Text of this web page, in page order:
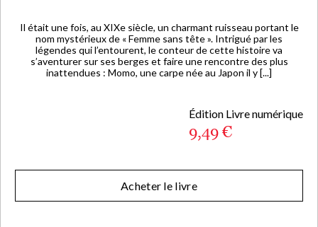
Il était une fois, au XIXe siècle, un charmant ruisseau portant le
nom mystérieux de « Femme sans tête ». Intrigué par les
légendes qui l’entourent, le conteur de cette histoire va
s’aventurer sur ses berges et faire une rencontre des plus
inattendues : Momo, une carpe née au Japon il y [...]
Édition Livre numérique
9,49 €
Acheter le livre